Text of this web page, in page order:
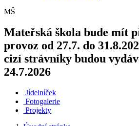
MŠ
Mateřská škola bude mít
provoz od 27.7. do
cizí strávníky budou
24.7.2026
Jídelníček
Fotogalerie
Projekty